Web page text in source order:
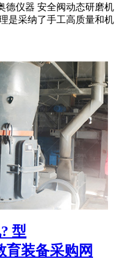
德仪器 安全阀动态研磨机
是采纳了手工高质量和机
型
育装备采购网